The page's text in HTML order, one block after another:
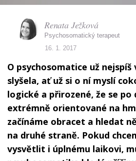
O psychosomatice už
slyšela, ať už si o ní myslí
logické a přirozené, že se po
extrémně orientované na
začínáme obracet a hledat
na druhé straně. Pokud
vysvětlit i úplnému laikovi,
Renata Ježková
Psychosomatický terapeut
16. 1. 2017